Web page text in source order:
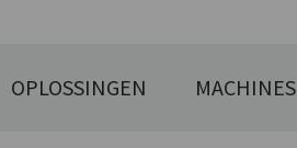
OPLOSSINGEN MACHINES